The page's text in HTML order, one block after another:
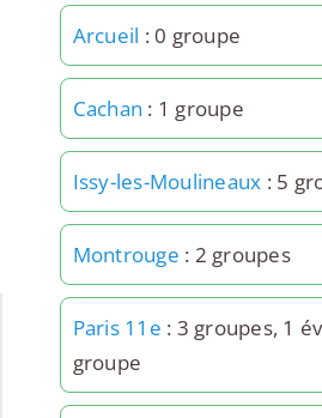
Arcueil : 0 groupe
Cachan : 1 groupe
Issy-les-Moulineaux : 5
Montrouge : 2 groupes
Paris 11e : 3 groupes, 1
groupe